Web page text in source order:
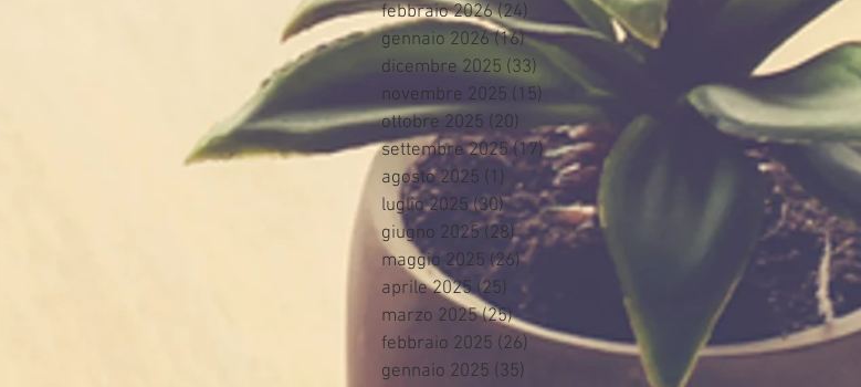
febbraio 2026 (24) 24 post
gennaio 2026 (16)16 post
dicembre 2025 (33)
novembre 2025 (15) 15 post
ottobre 2025 (20) 20 post
settembre 2025 (17)17 post
agosto 2025 (1) 1 post
luglio 2025 (30)30 post
giugno 2025 (28)28 post
maggio 2025 (26)26 post
aprile 2025 (25) 25 post
marzo 2025 (25)25 post
febbraio 2025 (26) 26 post
gennaio 2025 (35)